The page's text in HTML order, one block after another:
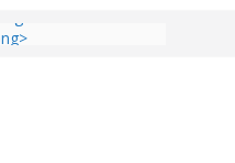
gana el Derbi de las